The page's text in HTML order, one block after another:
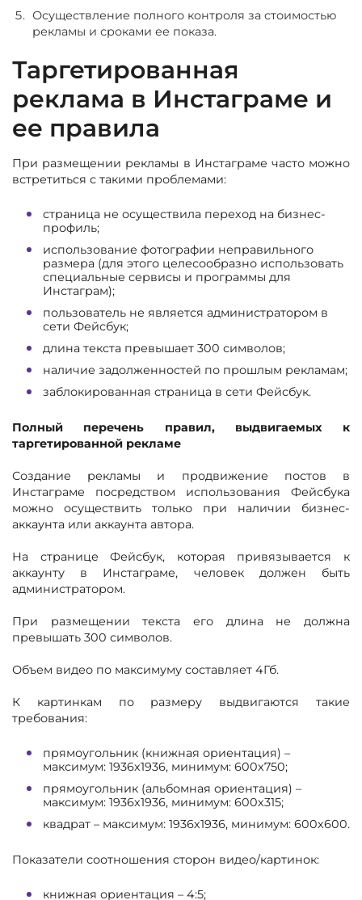
Осуществление полного контроля за стоимостью
рекламы и сроками ее показа.
Таргетированная
реклама в Инстаграме и
ее правила
При размещении рекламы в Инстаграме часто можно
встретиться с такими проблемами:
страница не осуществила переход на бизнес-
профиль;
использование фотографии неправильного
размера (для этого целесообразно использовать
специальные сервисы и программы для
Инстаграм);
пользователь не является администратором в
сети Фейсбук;
длина текста превышает 300 символов;
наличие задолженностей по прошлым рекламам;
заблокированная страница в сети Фейсбук.
Полный перечень правил, выдвигаемых к
таргетированной рекламе
Создание рекламы и продвижение постов в
Инстаграме посредством использования Фейсбука
можно осуществить только при наличии бизнес-
аккаунта или аккаунта автора.
На странице Фейсбук, которая привязывается к
аккаунту в Инстаграме, человек должен быть
администратором.
При размещении текста его длина не должна
превышать 300 символов.
Объем видео по максимуму составляет 4Гб.
К картинкам по размеру выдвигаются такие
требования:
прямоугольник (книжная ориентация) –
максимум: 1936х1936, минимум: 600х750;
прямоугольник (альбомная ориентация) –
максимум: 1936х1936, минимум: 600х315;
квадрат – максимум: 1936х1936, минимум: 600х600.
Показатели соотношения сторон видео/картинок:
книжная ориентация – 4:5;